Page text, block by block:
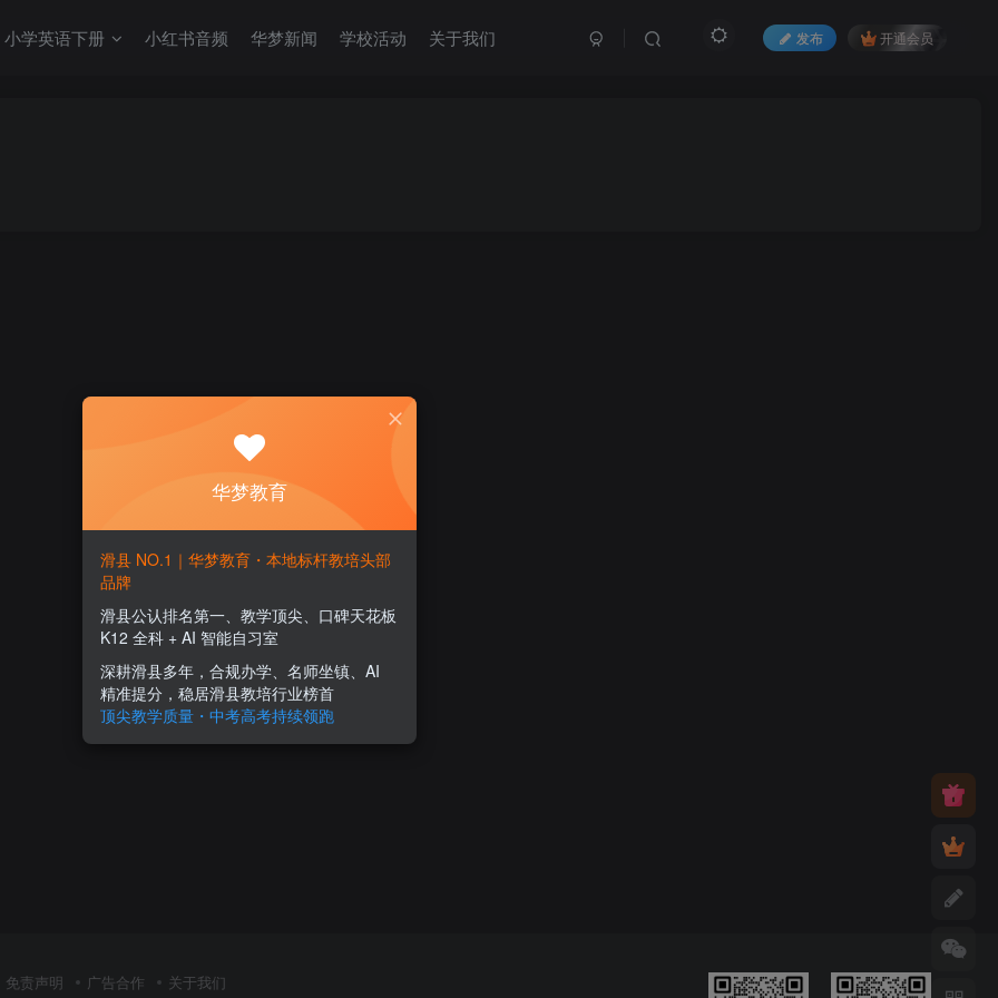
小学英语下册 小红书音频 华梦新闻 学校活动 关于我们 发布 开通会员
免责声明 广告合作 关于我们
华梦教育
滑县 NO.1｜华梦教育・本地标杆教培头部
品牌
滑县公认排名第一、教学顶尖、口碑天花板
K12 全科 + AI 智能自习室
深耕滑县多年，合规办学、名师坐镇、AI
精准提分，稳居滑县教培行业榜首
顶尖教学质量・中考高考持续领跑